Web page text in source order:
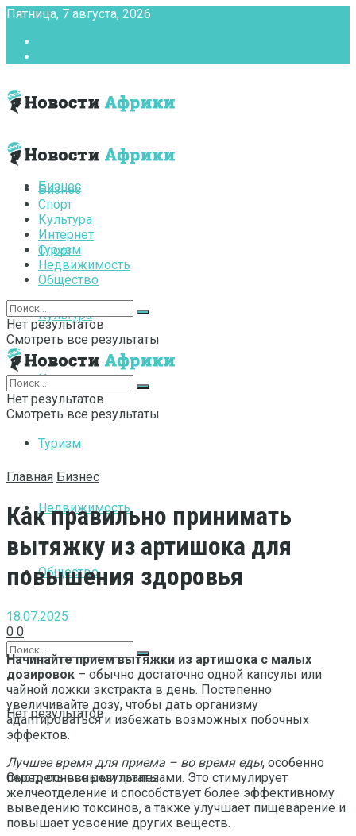
Пятница, 7 августа, 2026
Бизнес
Спорт
Культура
Интернет
Туризм
Недвижимость
Общество
Нет результатов
Смотреть все результаты
Бизнес
Спорт
Культура
Интернет
Туризм
Недвижимость
Общество
Нет результатов
Смотреть все результаты
Нет результатов
Смотреть все результаты
Главная Бизнес
Как правильно принимать
вытяжку из артишока для
повышения здоровья
18.07.2025
0 0
Начинайте прием вытяжки из артишока с малых
дозировок – обычно достаточно одной капсулы или
чайной ложки экстракта в день. Постепенно
увеличивайте дозу, чтобы дать организму
адаптироваться и избежать возможных побочных
эффектов.
Лучшее время для приема – во время еды, особенно
перед основными трапезами. Это стимулирует
желчеотделение и способствует более эффективному
выведению токсинов, а также улучшает пищеварение и
повышает усвоение других веществ.